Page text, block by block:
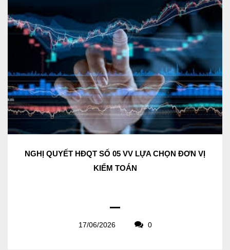
NGHỊ QUYẾT HĐQT SỐ 05 VV LỰA CHỌN ĐƠN VỊ
KIỂM TOÁN
17/06/2026 0